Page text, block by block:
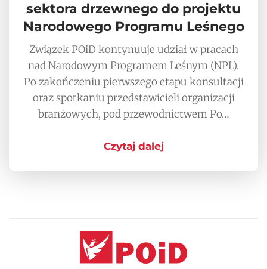
sektora drzewnego do projektu
Narodowego Programu Leśnego
Związek POiD kontynuuje udział w pracach
nad Narodowym Programem Leśnym (NPL).
Po zakończeniu pierwszego etapu konsultacji
oraz spotkaniu przedstawicieli organizacji
branżowych, pod przewodnictwem Po…
Czytaj dalej